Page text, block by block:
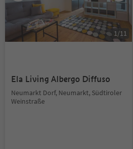
1/11
Ela Living Albergo Diffuso
Neumarkt Dorf, Neumarkt, Südtiroler
Weinstraße